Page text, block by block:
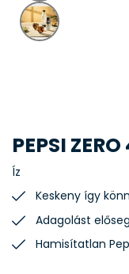
PEPSI
Íz
Keskeny így
Adagolást
Hamisítatlan